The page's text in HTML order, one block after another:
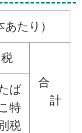
たり）
合
計
ば
特
税